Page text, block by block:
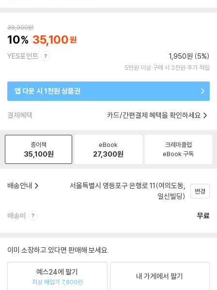
39,000원
10 35,100
YES포인트 1,950원 (5%)
5만원 이상 구매 시 2천원 추가 적립
앱 다운 시 1천원 상품권
결제혜택 카드/간편결제 혜택을 확인하세요
종이책
35,100원
eBook
27,300원
크레마클럽
eBook 구독
배송안내
서울특별시 영등포구 은행로 11(여의도동,
일신빌딩)
변경
배송비 무료
이미 소장하고 있다면 판매해 보세요.
예스24에 팔기
최상 매입가 7,800원
내 가게에서 팔기